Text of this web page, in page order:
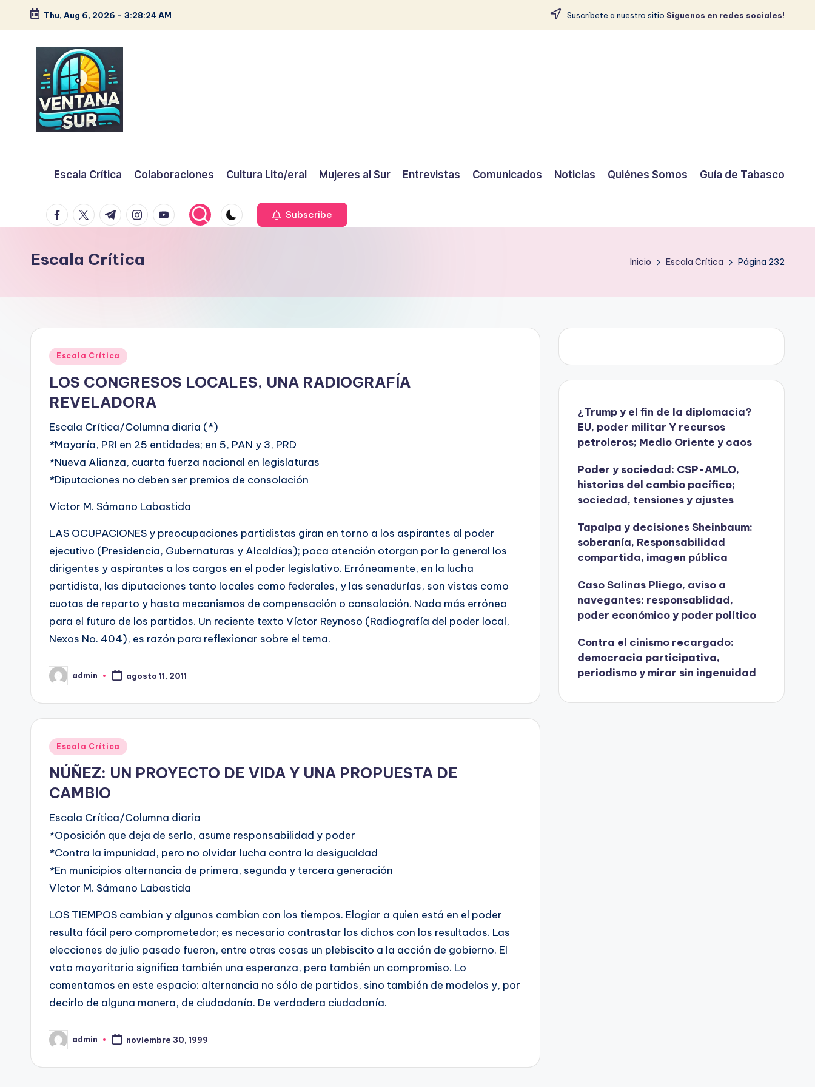
Thu, Aug 6, 2026 - 3:28:25 AM Suscríbete a nuestro sitio Siguenos en redes sociales!
Escala Crítica Colaboraciones Cultura Lito/eral Mujeres al Sur Entrevistas Comunicados Noticias Quiénes Somos Guía de Tabasco
facebook.com
twitter.com
t.me instagram.com
youtube.com Subscribe
Escala Crítica Inicio Escala Crítica Página 232
Publicado
Escala Crítica
LOS CONGRESOS LOCALES, UNA RADIOGRAFÍA
REVELADORA
Escala Crítica/Columna diaria (*)
*Mayoría, PRI en 25 entidades; en 5, PAN y 3, PRD
*Nueva Alianza, cuarta fuerza nacional en legislaturas
*Diputaciones no deben ser premios de consolación
Víctor M. Sámano Labastida
LAS OCUPACIONES y preocupaciones partidistas giran en torno a los aspirantes al poder
ejecutivo (Presidencia, Gubernaturas y Alcaldías); poca atención otorgan por lo general los
dirigentes y aspirantes a los cargos en el poder legislativo. Erróneamente, en la lucha
partidista, las diputaciones tanto locales como federales, y las senadurías, son vistas como
cuotas de reparto y hasta mecanismos de compensación o consolación. Nada más erróneo
para el futuro de los partidos. Un reciente texto Víctor Reynoso (Radiografía del poder local,
Nexos No. 404), es razón para reflexionar sobre el tema.
Publicado
por
admin agosto 11, 2011
Publicado
Escala Crítica
NÚÑEZ: UN PROYECTO DE VIDA Y UNA PROPUESTA DE
CAMBIO
Escala Crítica/Columna diaria
*Oposición que deja de serlo, asume responsabilidad y poder
*Contra la impunidad, pero no olvidar lucha contra la desigualdad
*En municipios alternancia de primera, segunda y tercera generación
Víctor M. Sámano Labastida
LOS TIEMPOS cambian y algunos cambian con los tiempos. Elogiar a quien está en el poder
resulta fácil pero comprometedor; es necesario contrastar los dichos con los resultados. Las
elecciones de julio pasado fueron, entre otras cosas un plebiscito a la acción de gobierno. El
voto mayoritario significa también una esperanza, pero también un compromiso. Lo
comentamos en este espacio: alternancia no sólo de partidos, sino también de modelos y, por
decirlo de alguna manera, de ciudadanía. De verdadera ciudadanía.
Publicado
por
admin noviembre 30, 1999
¿Trump y el fin de la diplomacia?
EU, poder militar Y recursos
petroleros; Medio Oriente y caos
Poder y sociedad: CSP-AMLO,
historias del cambio pacífico;
sociedad, tensiones y ajustes
Tapalpa y decisiones Sheinbaum:
soberanía, Responsabilidad
compartida, imagen pública
Caso Salinas Pliego, aviso a
navegantes: responsablidad,
poder económico y poder político
Contra el cinismo recargado:
democracia participativa,
periodismo y mirar sin ingenuidad